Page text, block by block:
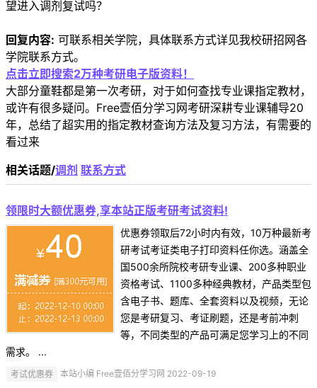
望进入调剂复试吗？
回复内容: 可联系相关学院，具体联系方式详见我校研招网各
学院联系方式。
点击立即搜索2万种考研电子版资料！
大部分童鞋都是第一次考研，对于如何查找专业课指定教材，
或许有很多疑问。Free壹佰分学习网考研深耕专业课辅导20
年，总结了超实用的指定教材查询方法及复习方法，有需要的
看过来
相关话题/调剂 联系方式
领限时大额优惠券,享本站正版考研考试资料!
优惠券领取后72小时内有效，10万种最新考
研考试考证类电子打印资料任你选。涵盖全
国500余所院校考研专业课、200多种职业
资格考试、1100多种经典教材，产品类型包
含电子书、题库、全套资料以及视频，无论
您是考研复习、考证刷题，还是考前冲刺
等，不同类型的产品可满足您学习上的不同
需求。 ...
考试优惠券 本站小编 Free壹佰分学习网 2022-09-19